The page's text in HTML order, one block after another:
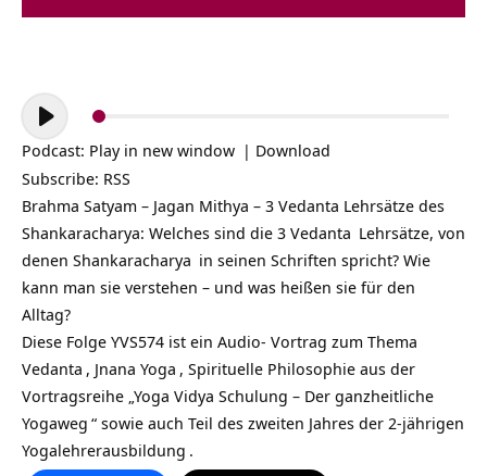
Audio-
Player
Podcast: Play in new window | Download
Subscribe: RSS
Brahma Satyam – Jagan Mithya – 3 Vedanta Lehrsätze des
Shankaracharya: Welches sind die 3 Vedanta Lehrsätze, von
denen Shankaracharya in seinen Schriften spricht? Wie
kann man sie verstehen – und was heißen sie für den
Alltag?
Diese Folge YVS574 ist ein Audio- Vortrag zum Thema
Vedanta , Jnana Yoga , Spirituelle Philosophie aus der
Vortragsreihe „Yoga Vidya Schulung – Der ganzheitliche
Yogaweg “ sowie auch Teil des zweiten Jahres der 2-jährigen
Yogalehrerausbildung .